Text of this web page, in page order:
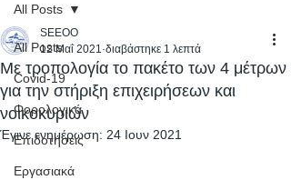
All Posts
Covid-19
Φορολογικά
Επιδοτήσεις
Εργασιακά
All Posts
Με τροπολογία το πακέτο των 4 μέτρων
για την στήριξη επιχειρήσεων και
νοικοκυριών
SEEOO
12 Μαΐ 2021 διαβάστηκε 1 λεπτά
Έγινε ενημέρωση: 24 Ιουν 2021